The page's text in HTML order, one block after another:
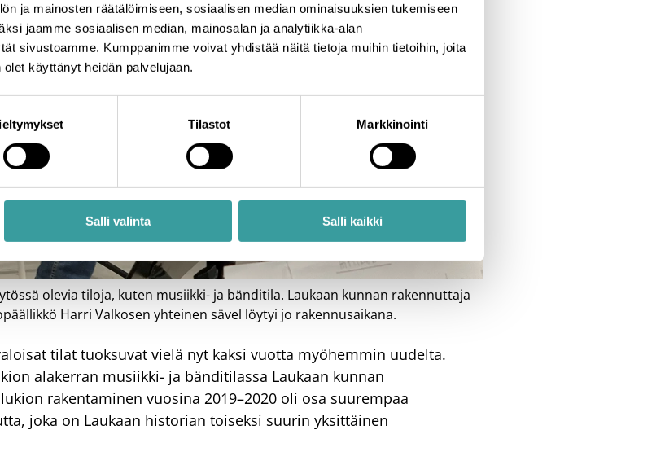
ja mainosten räätälöimiseen, sosiaalisen median ominaisuuksien tukemiseen
jaamme sosiaalisen median, mainosalan ja analytiikka-alan
sivustoamme. Kumppanimme voivat yhdistää näitä tietoja muihin tietoihin, joita
käyttänyt heidän palvelujaan.
Tilastot Markkinointi
Salli valinta Salli kaikki
olevia tiloja, kuten musiikki- ja bänditila. Laukaan kunnan rakennuttaja
Harri Valkosen yhteinen sävel löytyi jo rakennusaikana.
tilat tuoksuvat vielä nyt kaksi vuotta myöhemmin uudelta.
alakerran musiikki- ja bänditilassa Laukaan kunnan
rakentaminen vuosina 2019–2020 oli osa suurempaa
joka on Laukaan historian toiseksi suurin yksittäinen